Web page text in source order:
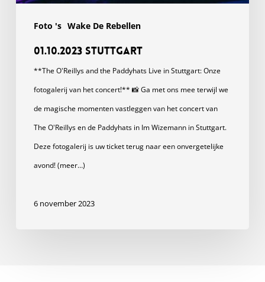
Foto 's Wake De Rebellen
01.10.2023 Stuttgart
**The O'Reillys and the Paddyhats Live in Stuttgart: Onze
fotogalerij van het concert!** 📸 Ga met ons mee terwijl we
de magische momenten vastleggen van het concert van
The O'Reillys en de Paddyhats in Im Wizemann in Stuttgart.
Deze fotogalerij is uw ticket terug naar een onvergetelijke
avond! (meer…)
6 november 2023